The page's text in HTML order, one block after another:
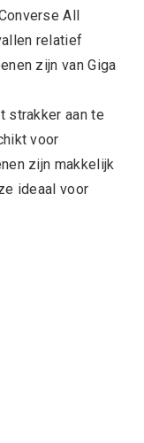
All
relatief
zijn van Giga
strakker aan te
voor
zijn makkelijk
ideaal voor